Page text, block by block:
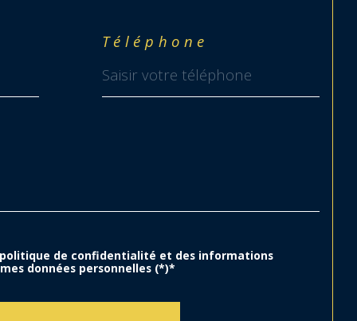
par micro-station
Téléphone
de confidentialité et des informations
données personnelles (*)*